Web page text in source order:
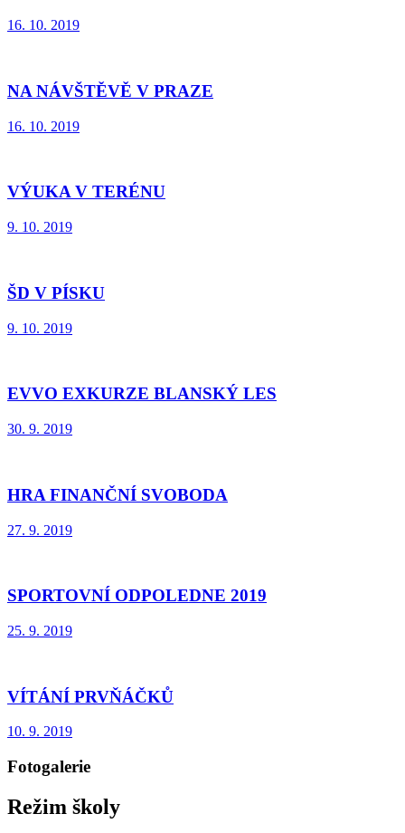
16. 10. 2019
NA NÁVŠTĚVĚ V PRAZE
16. 10. 2019
VÝUKA V TERÉNU
9. 10. 2019
ŠD V PÍSKU
9. 10. 2019
EVVO EXKURZE BLANSKÝ LES
30. 9. 2019
HRA FINANČNÍ SVOBODA
27. 9. 2019
SPORTOVNÍ ODPOLEDNE 2019
25. 9. 2019
VÍTÁNÍ PRVŇÁČKŮ
10. 9. 2019
Fotogalerie
Režim školy